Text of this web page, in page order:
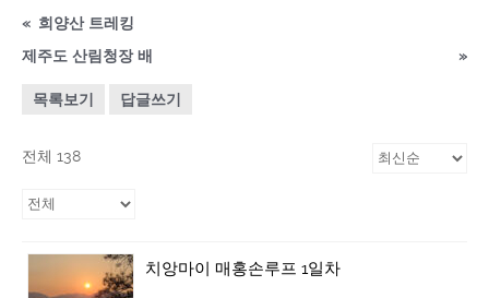
« 희양산 트레킹
제주도 산림청장 배
»
목록보기 답글쓰기
전체 138
치앙마이 매홍손루프 1일차